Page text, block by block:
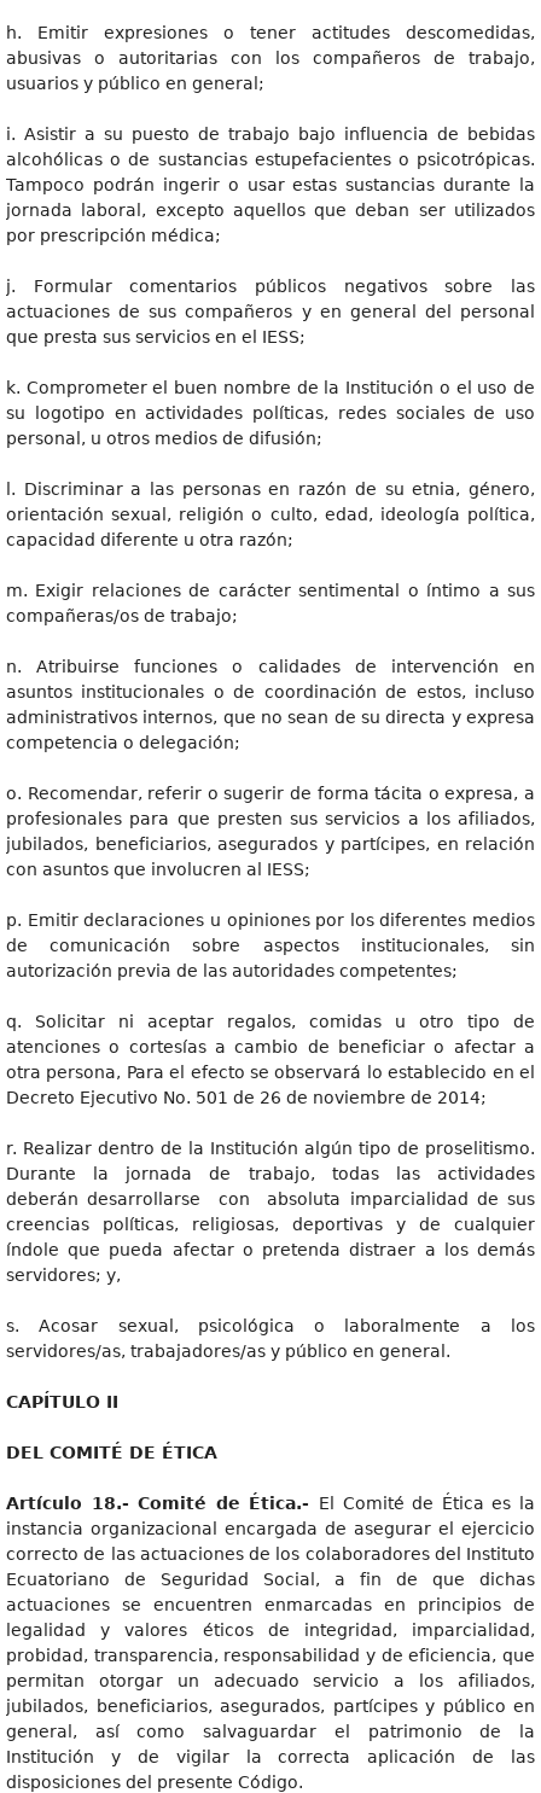
h. Emitir expresiones o tener actitudes descomedidas,
abusivas o autoritarias con los compañeros de trabajo,
usuarios y público en general;
i. Asistir a su puesto de trabajo bajo influencia de bebidas
alcohólicas o de sustancias estupefacientes o psicotrópicas.
Tampoco podrán ingerir o usar estas sustancias durante la
jornada laboral, excepto aquellos que deban ser utilizados
por prescripción médica;
j. Formular comentarios públicos negativos sobre las
actuaciones de sus compañeros y en general del personal
que presta sus servicios en el IESS;
k. Comprometer el buen nombre de la Institución o el uso de
su logotipo en actividades políticas, redes sociales de uso
personal, u otros medios de difusión;
l. Discriminar a las personas en razón de su etnia, género,
orientación sexual, religión o culto, edad, ideología política,
capacidad diferente u otra razón;
m. Exigir relaciones de carácter sentimental o íntimo a sus
compañeras/os de trabajo;
n. Atribuirse funciones o calidades de intervención en
asuntos institucionales o de coordinación de estos, incluso
administrativos internos, que no sean de su directa y expresa
competencia o delegación;
o. Recomendar, referir o sugerir de forma tácita o expresa, a
profesionales para que presten sus servicios a los afiliados,
jubilados, beneficiarios, asegurados y partícipes, en relación
con asuntos que involucren al IESS;
p. Emitir declaraciones u opiniones por los diferentes medios
de comunicación sobre aspectos institucionales, sin
autorización previa de las autoridades competentes;
q. Solicitar ni aceptar regalos, comidas u otro tipo de
atenciones o cortesías a cambio de beneficiar o afectar a
otra persona, Para el efecto se observará lo establecido en el
Decreto Ejecutivo No. 501 de 26 de noviembre de 2014;
r. Realizar dentro de la Institución algún tipo de proselitismo.
Durante la jornada de trabajo, todas las actividades
deberán desarrollarse con absoluta imparcialidad de sus
creencias políticas, religiosas, deportivas y de cualquier
índole que pueda afectar o pretenda distraer a los demás
servidores; y,
s. Acosar sexual, psicológica o laboralmente a los
servidores/as, trabajadores/as y público en general.
CAPÍTULO II
DEL COMITÉ DE ÉTICA
Artículo 18.- Comité de Ética.- El Comité de Ética es la
instancia organizacional encargada de asegurar el ejercicio
correcto de las actuaciones de los colaboradores del Instituto
Ecuatoriano de Seguridad Social, a fin de que dichas
actuaciones se encuentren enmarcadas en principios de
legalidad y valores éticos de integridad, imparcialidad,
probidad, transparencia, responsabilidad y de eficiencia, que
permitan otorgar un adecuado servicio a los afiliados,
jubilados, beneficiarios, asegurados, partícipes y público en
general, así como salvaguardar el patrimonio de la
Institución y de vigilar la correcta aplicación de las
disposiciones del presente Código.